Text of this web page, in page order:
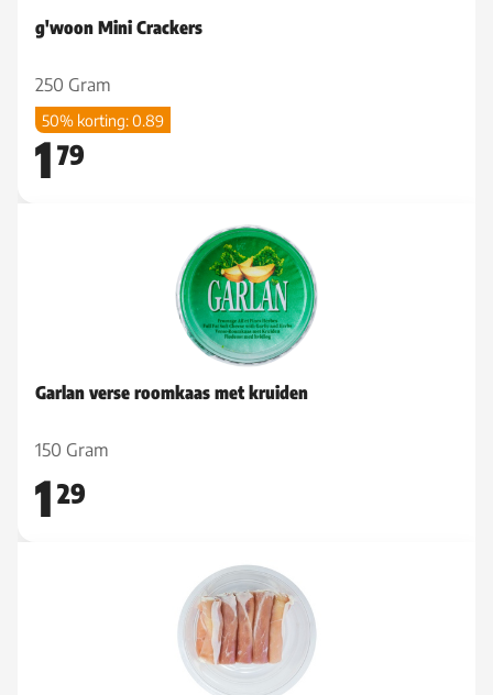
g'woon Mini Crackers
250 Gram
50% korting: 0.89
1 79
Garlan verse roomkaas met kruiden
150 Gram
1 29